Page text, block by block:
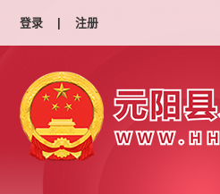
登录 | 注册